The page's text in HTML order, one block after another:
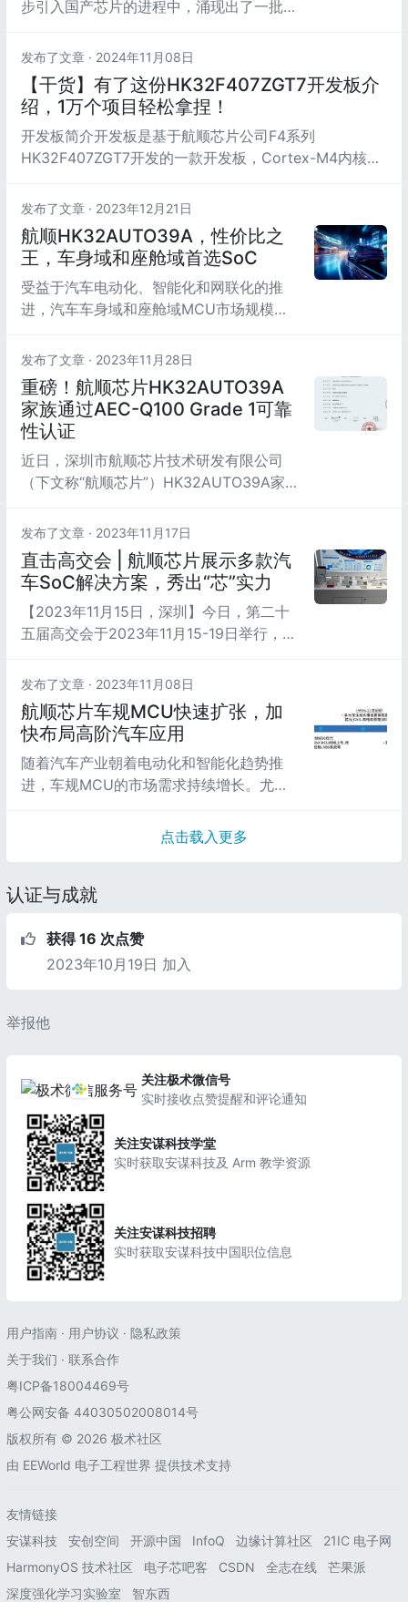
欧...
步引入国产芯片的进程中，涌现出了一批可
比消费及工业产品对芯片稳定性要求更高的
行业，所以车规芯片的选型需要考虑更多的
因素，包括技术参数、应用场景、供应链稳
定性、成本控制等。其中最重要的关键点，
如：
发布了文章 · 2024年11月08日
【干货】有了这份HK32F407ZGT7开发板介
绍，1万个项目轻松拿捏！
开发板简介开发板是基于航顺芯片公司F4系列
HK32F407ZGT7开发的一款开发板，Cortex-M4内核，
口、SPI、IIC、CAN、USB、Ethernet等外设所有对应脚
全部引出，有利于外接更多模块，可广泛应用于工业控
制、消费医疗和工业互联网等领域。
发布了文章 · 2023年12月21日
航顺HK32AUTO39A，性价比之
王，车身域和座舱域首选SoC
受益于汽车电动化、智能化和网联化的推
进，汽车车身域和座舱域MCU市场规模持
MCU市场规模达30.01亿美元，同比增长
13.59%，预计2025年市场规模将达42.74
亿美元。
发布了文章 · 2023年11月28日
重磅！航顺芯片HK32AUTO39A
家族通过AEC-Q100 Grade 1可靠
性认证
近日，深圳市航顺芯片技术研发有限公司
（下文称“航顺芯片”）HK32AUTO39A家族
团（下文称“广电计量”）严格的可靠性标准
测试，顺利完成AEC-Q100 Grade 1
-40~125℃车规认证。该车规SoC已量产
且广泛应用于汽车车身域和座舱域，在车规
级MCU市场上已获得重大突破。
发布了文章 · 2023年11月17日
直击高交会 | 航顺芯片展示多款汽
车SoC解决方案，秀出“芯”实力
【2023年11月15日，深圳】今日，第二十
五届高交会于2023年11月15-19日举行，深
“航顺芯片”）受邀参加高交会专精特新展
（福田会展中心1E21-8高交会专精特新展
区）。航顺芯片于2021年9月获评工信部专
精特新“小巨人”企业，基于车规SoC+高端
MCU超市双战略，航顺芯片正加速车规
SoC的布局——
发布了文章 · 2023年11月08日
航顺芯片车规MCU快速扩张，加
快布局高阶汽车应用
随着汽车产业朝着电动化和智能化趋势推
进，车规MCU的市场需求持续增长。尤其
芯片方案支撑——例如汽车门窗控制、倒车
刹车辅助系统、汽车空调、倒车雷达、多媒
点击载入更多
认证与成就
获得 16 次点赞
2023年10月19日 加入
举报他
关注极术微信号
实时接收点赞提醒和评论通知
关注安谋科技学堂
实时获取安谋科技及 Arm 教学资源
关注安谋科技招聘
实时获取安谋科技中国职位信息
用户指南 · 用户协议 · 隐私政策
关于我们 · 联系合作
粤ICP备18004469号
粤公网安备 44030502008014号
版权所有 © 2026 极术社区
由 EEWorld 电子工程世界 提供技术支持
友情链接
安谋科技
安创空间 开源中国 InfoQ 边缘计算社区
21IC 电子网
HarmonyOS 技术社区
电子芯吧客 CSDN 全志在线
芒果派
深度强化学习实验室
智东西